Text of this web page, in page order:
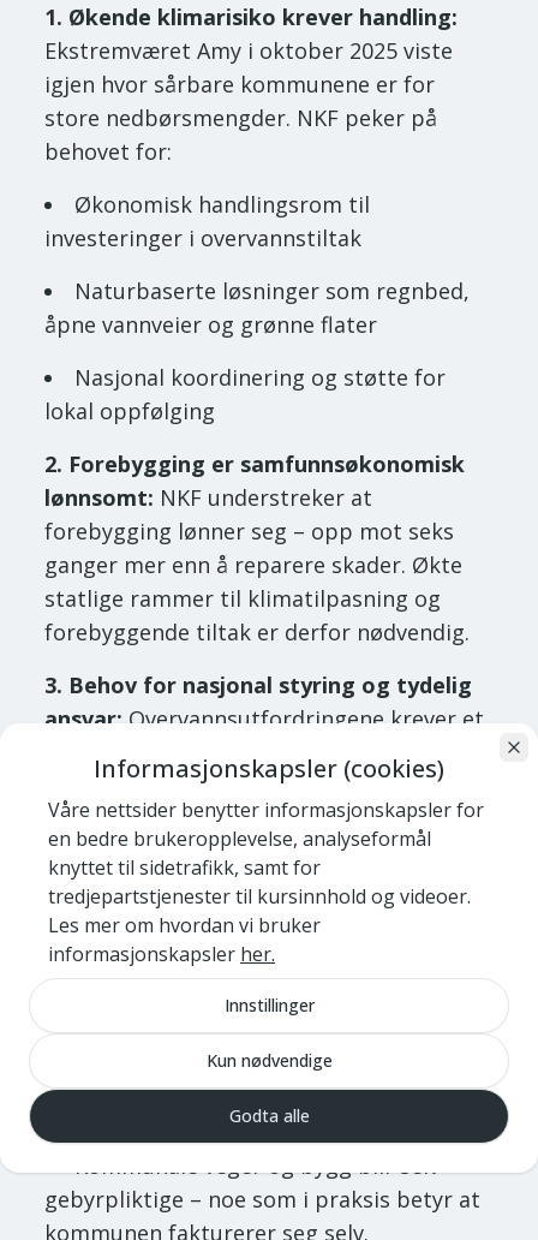
1. Økende klimarisiko krever handling:
Ekstremværet Amy i oktober 2025 viste
igjen hvor sårbare kommunene er for
store nedbørsmengder. NKF peker på
behovet for:
Økonomisk handlingsrom til
investeringer i overvannstiltak
Naturbaserte løsninger som regnbed,
åpne vannveier og grønne flater
Nasjonal koordinering og støtte for
lokal oppfølging
2. Forebygging er samfunnsøkonomisk
lønnsomt: NKF understreker at
forebygging lønner seg – opp mot seks
ganger mer enn å reparere skader. Økte
statlige rammer til klimatilpasning og
forebyggende tiltak er derfor nødvendig.
3. Behov for nasjonal styring og tydelig
ansvar: Overvannsutfordringene krever et
nasjonalt ansvar, på linje med flom og
skred. NKF etterlyser en nasjonal plan for
klimatilpasning med tydelige mål,
ansvarsfordeling og oppfølging.
4. Uklarheter og risiko for økt byråkrati
NKF peker på flere praktiske utfordringer
ressurser på planarbeid og gebyrsystemer
før innføring av et gebyr.
Kommunale veger og bygg blir selv
gebyrpliktige – noe som i praksis betyr at
kommunen fakturerer seg selv.
Informasjonskapsler (cookies)
Våre nettsider benytter informasjonskapsler for
en bedre brukeropplevelse, analyseformål
knyttet til sidetrafikk, samt for
tredjepartstjenester til kursinnhold og videoer.
Les mer om hvordan vi bruker
informasjonskapsler her.
Innstillinger
Kun nødvendige
Godta alle